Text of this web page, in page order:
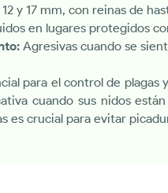
y 17 mm, con reinas de
en lugares protegidos
Agresivas cuando se
para el control de
cuando sus nidos
es crucial para evitar